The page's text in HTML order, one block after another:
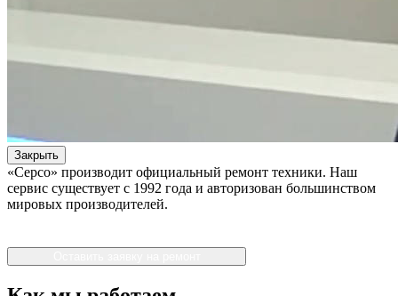
Закрыть
«Серсо» производит официальный ремонт техники. Наш
сервис существует с 1992 года и авторизован большинством
мировых производителей.